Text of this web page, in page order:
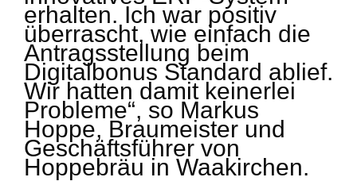
erhalten. Ich war positiv
überrascht, wie einfach die
Antragsstellung beim
Digitalbonus Standard ablief.
Wir hatten damit keinerlei
Probleme“, so Markus
Hoppe, Braumeister und
Geschäftsführer von
Hoppebräu in Waakirchen.